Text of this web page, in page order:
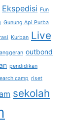
Ekspedisi Fun
Gunung Api Purba
Kurban Live
outbond
pendidikan
camp riset
sekolah